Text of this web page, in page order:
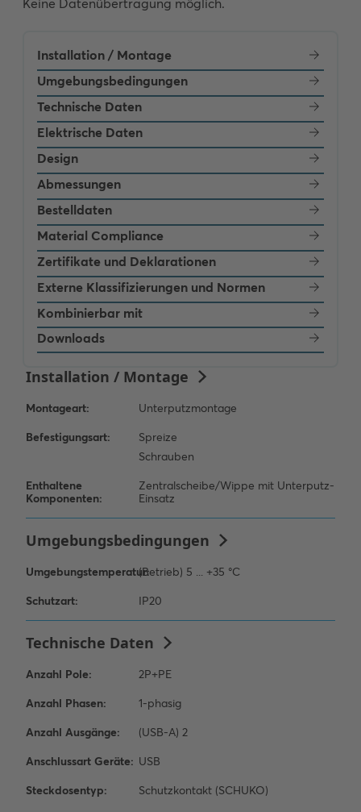
Keine Datenübertragung möglich.
Installation / Montage
Umgebungsbedingungen
Technische Daten
Elektrische Daten
Design
Abmessungen
Bestelldaten
Material Compliance
Zertifikate und Deklarationen
Externe Klassifizierungen und Normen
Kombinierbar mit
Downloads